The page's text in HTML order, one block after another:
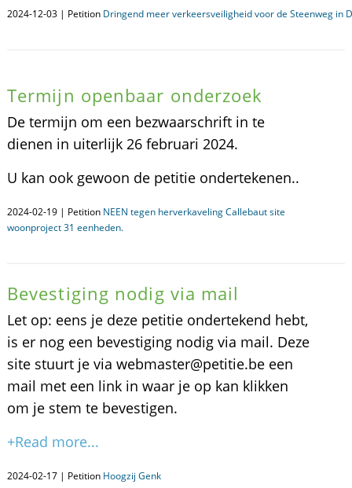
2024-12-03 | Petition Dringend meer verkeersveiligheid voor de Steenweg in
Termijn openbaar onderzoek
De termijn om een bezwaarschrift in te
dienen in uiterlijk 26 februari 2024.
U kan ook gewoon de petitie ondertekenen..
2024-02-19 | Petition NEEN tegen herverkaveling Callebaut site
woonproject 31 eenheden.
Bevestiging nodig via mail
Let op: eens je deze petitie ondertekend hebt,
is er nog een bevestiging nodig via mail. Deze
site stuurt je via webmaster@petitie.be een
mail met een link in waar je op kan klikken
om je stem te bevestigen.
+Read more...
2024-02-17 | Petition Hoogzij Genk